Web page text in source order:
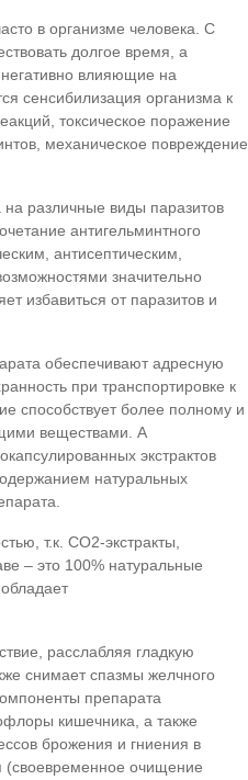
в организме человека. С
долгое время, а
влияющие на
сенсибилизация организма к
токсическое поражение
механическое повреждение
различные виды паразитов
антигельминтного
антисептическим,
значительно
избавиться от паразитов и
обеспечивают адресную
при транспортировке к
способствует более полному и
веществами. А
экстрактов
натуральных
т.к. СО2-экстракты,
– это 100% натуральные
расслабляя гладкую
снимает спазмы желчного
препарата
кишечника, а также
брожения и гниения в
(своевременное очищение